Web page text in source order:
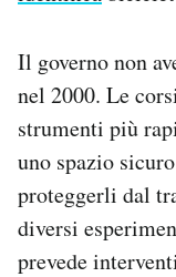
Il governo non
nel 2000. Le
strumenti più
uno spazio
proteggerli dal
diversi
prevede